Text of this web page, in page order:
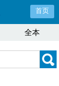
首页
全本